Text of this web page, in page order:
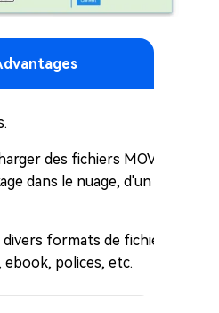
des fichiers MOV à
dans le nuage, d'un lien ou
formats de fichiers
ebook, polices, etc.